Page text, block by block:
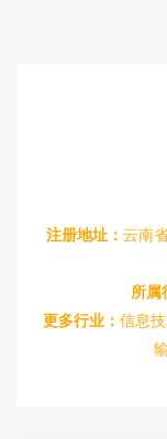
注册地址： 云南
所属
更多行业： 信息